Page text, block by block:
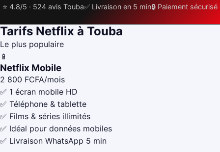
⭐ 4.8/5 · 524 avis Touba✅ Livraison en 5 min🔒 Paiement sécurisé
Tarifs Netflix à Touba
Le plus populaire
📱
Netflix Mobile
2 800 FCFA/mois
✅ 1 écran mobile HD
✅ Téléphone & tablette
✅ Films & séries illimités
✅ Idéal pour données mobiles
✅ Livraison WhatsApp 5 min